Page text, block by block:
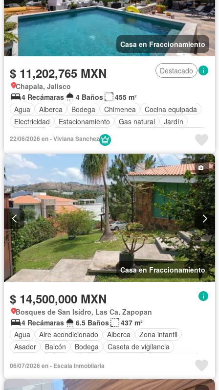
Casa en Fraccionamiento
$ 11,202,765 MXN
Destacado
Chapala, Jalisco
4 Recámaras
4 Baños
455 m²
Agua
Alberca Bodega Chimenea
Cocina equipada
Electricidad
Estacionamiento Gas natural
Jardín
Vista panorámica Completamente amueblado
22/06/2026 en - Viviana Sanchez
Casa en Fraccionamiento
$ 14,500,000 MXN
Bosques de San Isidro, Las Ca, Zapopan
4 Recámaras
6.5 Baños
437 m²
Agua
Aire acondicionado Alberca
Zona infantil
Asador
Balcón Bodega
Caseta de vigilancia
Cocina integral
Cuarto de Limpieza
Cuarto de servicio
Estacionamiento
Jardín
Recámara con closet
06/07/2026 en - Escala Inmobiiaria